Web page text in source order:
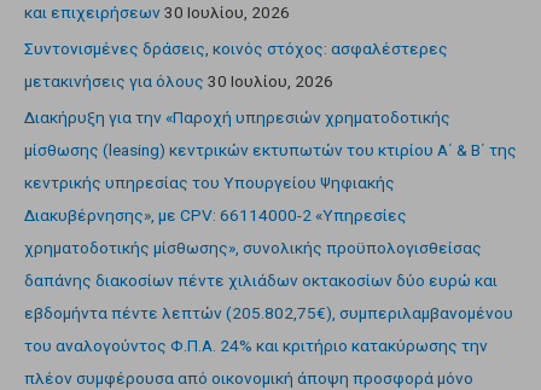
και επιχειρήσεων30 Ιουλίου, 2026
Συντονισμένες δράσεις, κοινός στόχος: ασφαλέστερες
μετακινήσεις για όλους 30 Ιουλίου, 2026
Διακήρυξη για την «Παροχή υπηρεσιών χρηματοδοτικής
μίσθωσης (leasing) κεντρικών εκτυπωτών του κτιρίου Α΄ & Β΄ της
κεντρικής υπηρεσίας του Υπουργείου Ψηφιακής
Διακυβέρνησης», με CPV: 66114000-2 «Υπηρεσίες
χρηματοδοτικής μίσθωσης», συνολικής προϋπολογισθείσας
δαπάνης διακοσίων πέντε χιλιάδων οκτακοσίων δύο ευρώ και
εβδομήντα πέντε λεπτών (205.802,75€), συμπεριλαμβανομένου
του αναλογούντος Φ.Π.Α. 24% και κριτήριο κατακύρωσης την
πλέον συμφέρουσα από οικονομική άποψη προσφορά μόνο